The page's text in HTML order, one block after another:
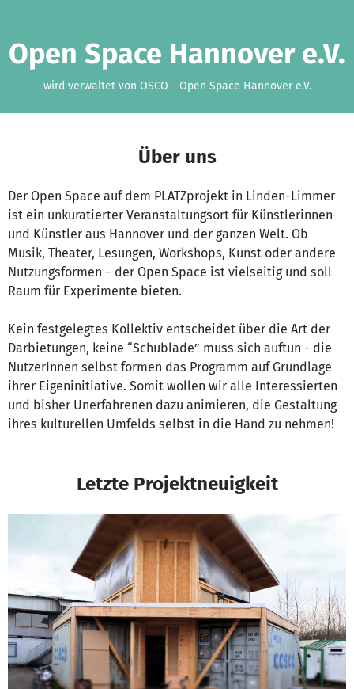
Open Space Hannover e.V.
wird verwaltet von OSCO - Open Space Hannover e.V.
Über uns
Der Open Space auf dem PLATZprojekt in Linden-Limmer
ist ein unkuratierter Veranstaltungsort für Künstlerinnen
und Künstler aus Hannover und der ganzen Welt. Ob
Musik, Theater, Lesungen, Workshops, Kunst oder andere
Nutzungsformen – der Open Space ist vielseitig und soll
Raum für Experimente bieten.
Kein festgelegtes Kollektiv entscheidet über die Art der
Darbietungen, keine “Schublade” muss sich auftun - die
NutzerInnen selbst formen das Programm auf Grundlage
ihrer Eigeninitiative. Somit wollen wir alle Interessierten
und bisher Unerfahrenen dazu animieren, die Gestaltung
ihres kulturellen Umfelds selbst in die Hand zu nehmen!
Letzte Projektneuigkeit